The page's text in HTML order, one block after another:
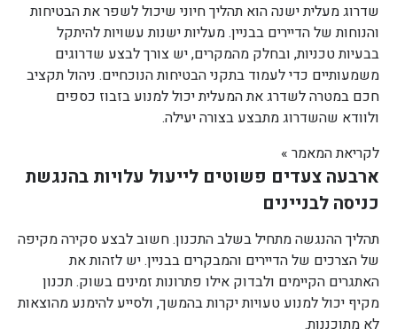
שדרוג מעלית ישנה הוא תהליך חיוני שיכול לשפר את הבטיחות
והנוחות של הדיירים בבניין. מעליות ישנות עשויות להיתקל
בבעיות טכניות, ובחלק מהמקרים, יש צורך לבצע שדרוגים
משמעותיים כדי לעמוד בתקני הבטיחות הנוכחיים. ניהול תקציב
חכם במטרה לשדרג את המעלית יכול למנוע בזבוז כספים
ולוודא שהשדרוג מתבצע בצורה יעילה.
לקריאת המאמר »
ארבעה צעדים פשוטים לייעול עלויות בהנגשת
כניסה לבניינים
תהליך ההנגשה מתחיל בשלב התכנון. חשוב לבצע סקירה מקיפה
של הצרכים של הדיירים והמבקרים בבניין. יש לזהות את
האתגרים הקיימים ולבדוק אילו פתרונות זמינים בשוק. תכנון
מקיף יכול למנוע טעויות יקרות בהמשך, ולסייע להימנע מהוצאות
לא מתוכננות.